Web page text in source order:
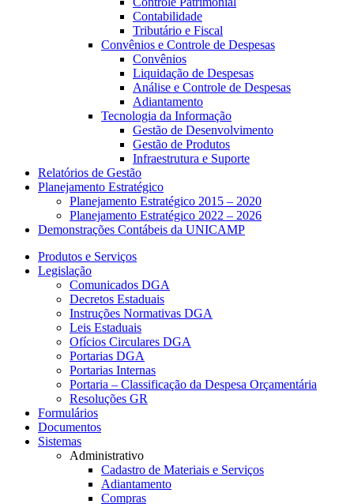
Contabilidade
Tributário e Fiscal
Convênios e Controle de Despesas
Convênios
Liquidação de Despesas
Análise e Controle de Despesas
Adiantamento
Tecnologia da Informação
Gestão de Desenvolvimento
Gestão de Produtos
Infraestrutura e Suporte
Relatórios de Gestão
Planejamento Estratégico
Planejamento Estratégico 2015 – 2020
Planejamento Estratégico 2022 – 2026
Demonstrações Contábeis da UNICAMP
Produtos e Serviços
Legislação
Comunicados DGA
Decretos Estaduais
Instruções Normativas DGA
Leis Estaduais
Ofícios Circulares DGA
Portarias DGA
Portarias Internas
Portaria – Classificação da Despesa Orçamentária
Resoluções GR
Formulários
Documentos
Sistemas
Administrativo
Cadastro de Materiais e Serviços
Adiantamento
Compras